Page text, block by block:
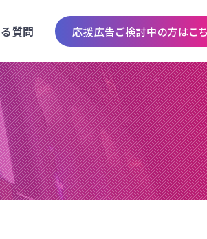
質問 応援広告ご検討中の方はこ